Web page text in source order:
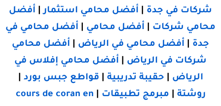
شركات في جدة
أفضل محامي استثمار| أفضل
محامي شركات
أفضل محامي
أفضل محامي في
جدة
أفضل محامي في الرياض
أفضل محامي
شركات في الرياض
أفضل محامي إفلاس في
الرياض
حقيبة تدريبية قواطع جبس بورد
روشتة
مبرمج تطبيقات
cours de coran en